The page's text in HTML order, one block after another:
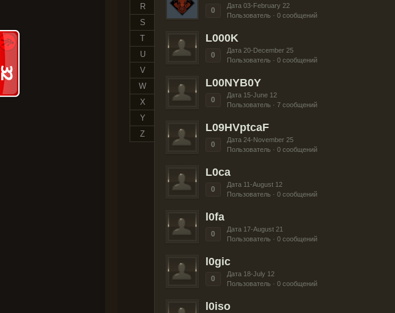
R
S
T
U
V
W
X
Y
Z
0
Дата 03-February 22
Пользователь · 0 сообщений
L000K
0
Дата 20-December 25
Пользователь · 0 сообщений
L00NYB0Y
0
Дата 15-June 12
Пользователь · 7 сообщений
L09HVptcaF
0
Дата 24-November 25
Пользователь · 0 сообщений
L0ca
0
Дата 11-August 12
Пользователь · 0 сообщений
l0fa
0
Дата 17-August 21
Пользователь · 0 сообщений
l0gic
0
Дата 18-July 12
Пользователь · 0 сообщений
l0iso